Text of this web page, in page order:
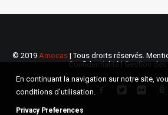
© 2019 Amocas| Tous droits réservés.
Confidentialité | Gestion des
En continuant la navigation sur notre site,
conditions d'utilisation.
Privacy Preferences